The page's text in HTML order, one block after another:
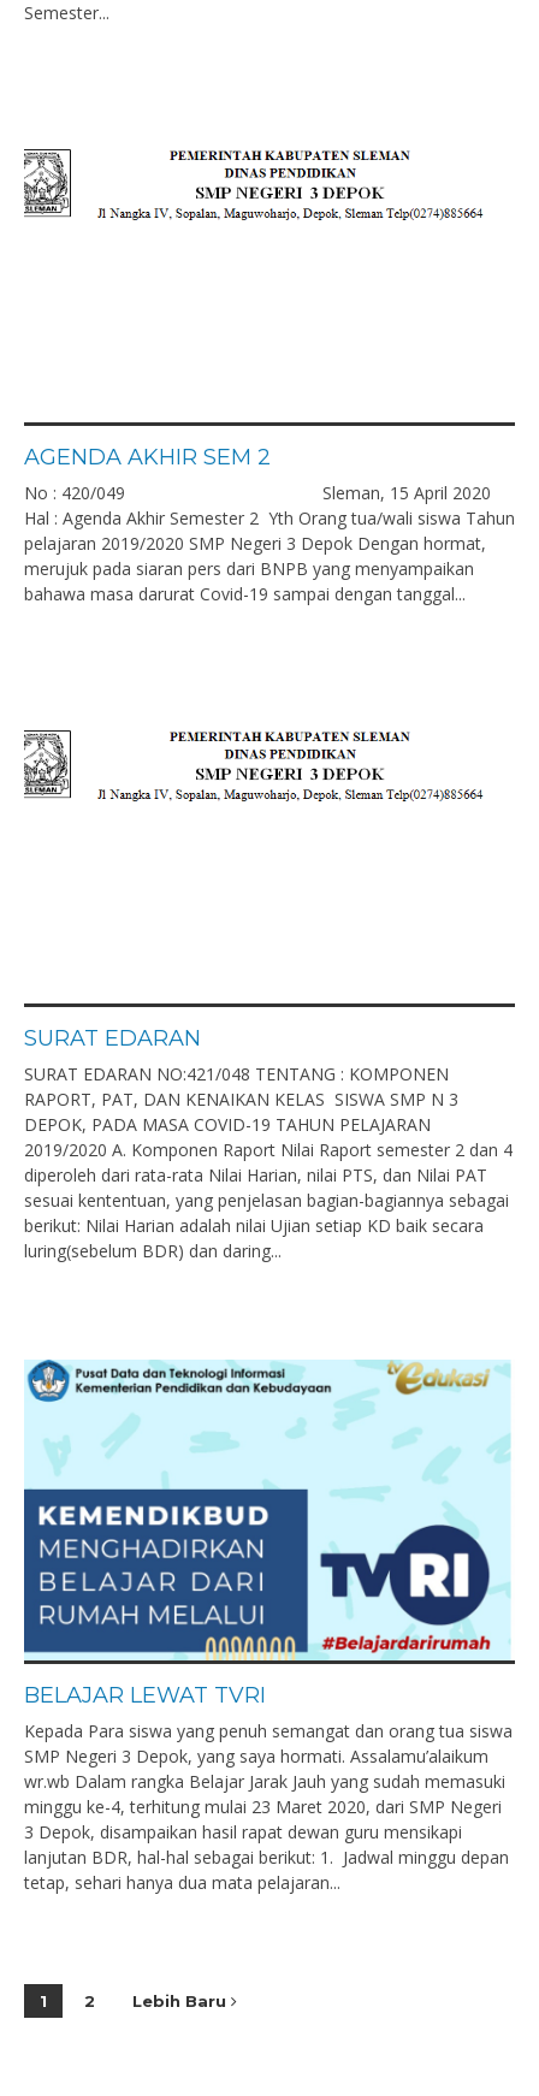
Semester...
AGENDA AKHIR SEM 2
No : 420/049 Sleman, 15 April 2020
Hal : Agenda Akhir Semester 2 Yth Orang tua/wali siswa Tahun
pelajaran 2019/2020 SMP Negeri 3 Depok Dengan hormat,
merujuk pada siaran pers dari BNPB yang menyampaikan
bahawa masa darurat Covid-19 sampai dengan tanggal...
SURAT EDARAN
SURAT EDARAN NO:421/048 TENTANG : KOMPONEN
RAPORT, PAT, DAN KENAIKAN KELAS SISWA SMP N 3
DEPOK, PADA MASA COVID-19 TAHUN PELAJARAN
2019/2020 A. Komponen Raport Nilai Raport semester 2 dan 4
diperoleh dari rata-rata Nilai Harian, nilai PTS, dan Nilai PAT
sesuai kententuan, yang penjelasan bagian-bagiannya sebagai
berikut: Nilai Harian adalah nilai Ujian setiap KD baik secara
luring(sebelum BDR) dan daring...
BELAJAR LEWAT TVRI
Kepada Para siswa yang penuh semangat dan orang tua siswa
SMP Negeri 3 Depok, yang saya hormati. Assalamu’alaikum
wr.wb Dalam rangka Belajar Jarak Jauh yang sudah memasuki
minggu ke-4, terhitung mulai 23 Maret 2020, dari SMP Negeri
3 Depok, disampaikan hasil rapat dewan guru mensikapi
lanjutan BDR, hal-hal sebagai berikut: 1. Jadwal minggu depan
tetap, sehari hanya dua mata pelajaran...
1 2 Lebih Baru